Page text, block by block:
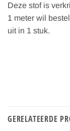
Deze stof is
1 meter wil
uit in 1 stuk.
GERELATEERDE